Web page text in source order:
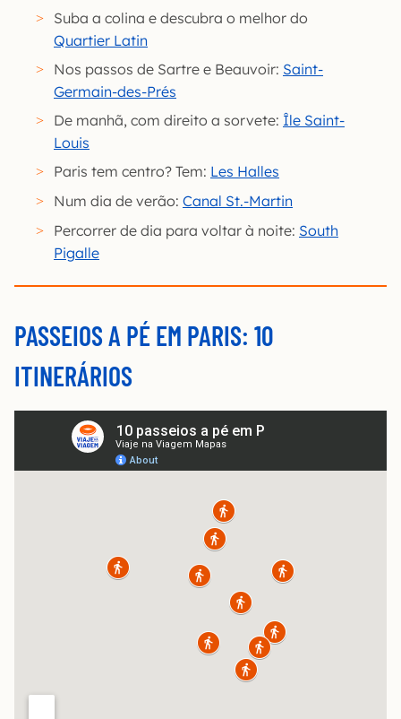
Suba a colina e descubra o melhor do
Quartier Latin
Nos passos de Sartre e Beauvoir: Saint-
Germain-des-Prés
De manhã, com direito a sorvete: Île Saint-
Louis
Paris tem centro? Tem: Les Halles
Num dia de verão: Canal St.-Martin
Percorrer de dia para voltar à noite: South
Pigalle
PASSEIOS A PÉ EM PARIS: 10
ITINERÁRIOS